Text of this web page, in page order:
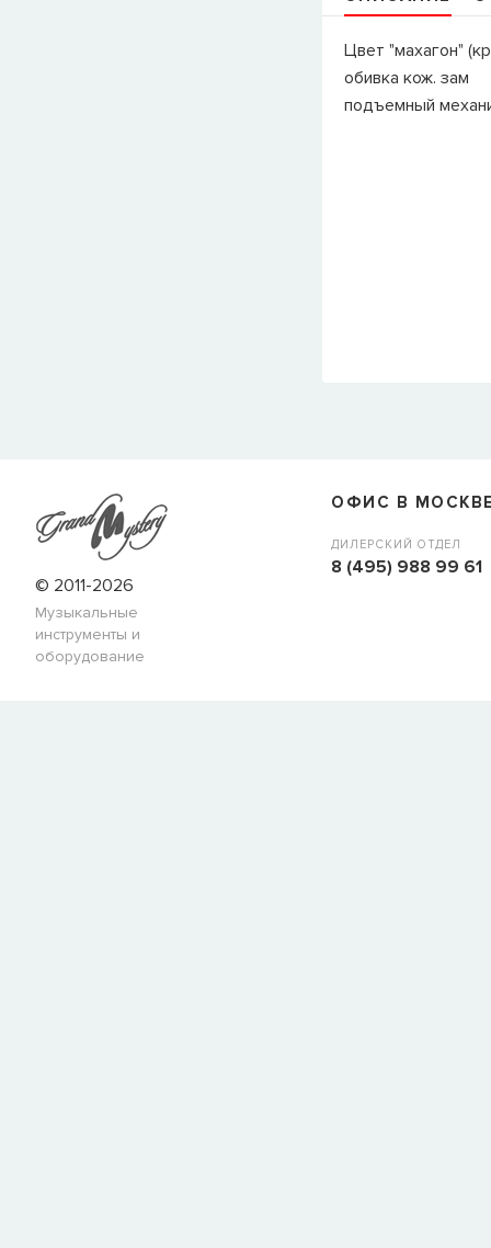
Цвет "махагон"
обивка кож. зам
подъемный
наличии, но вы можете оставить заявку и мы сообщим
когда товар можно будет купить.
Имя
E-mail
© 2011-2026
Музыкальные
инструменты и
оборудование
ОФИС В
ДИЛЕРСКИЙ ОТДЕЛ
8 (495) 988 99 61